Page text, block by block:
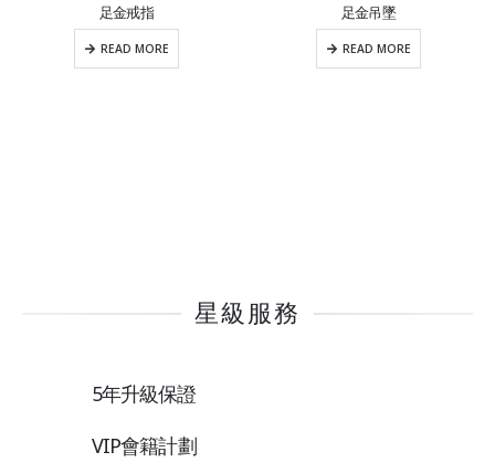
足金戒指
READ MORE
足金吊墜
READ MORE
星級服務
5年升級保證
VIP會籍計劃